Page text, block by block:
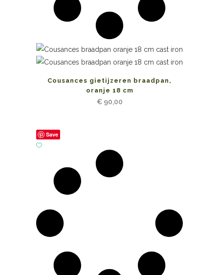
Cousances gietijzeren braadpan,
oranje 18 cm
€90,00
Save